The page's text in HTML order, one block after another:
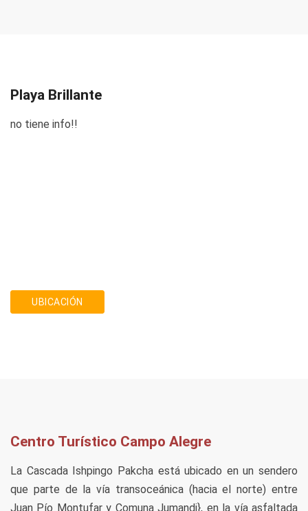
Playa Brillante
no tiene info!!
UBICACIÓN
Centro Turístico Campo Alegre
La Cascada Ishpingo Pakcha está ubicado en un sendero
que parte de la vía transoceánica (hacia el norte) entre
Juan Pío Montufar y Comuna Jumandi}, en la vía asfaltada